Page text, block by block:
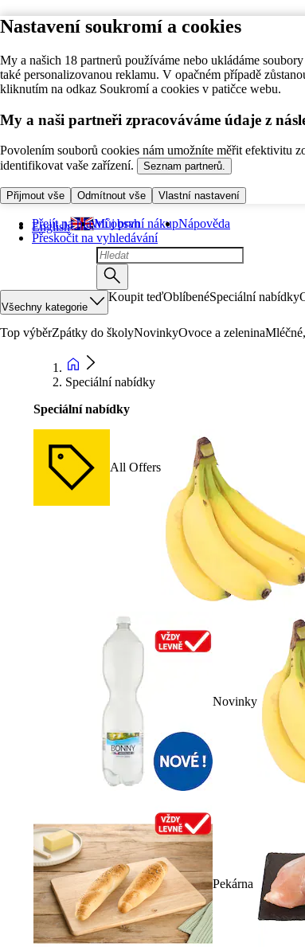
Nastavení soukromí a cookies
My a našich 18 partnerů používáme nebo ukládáme
také personalizovanou reklamu. V opačném případě
kliknutím na odkaz Soukromí a cookies v patičce webu.
My a naši partneři zpracováváme údaje z
Povolením souborů cookies nám umožníte měřit efektivitu
identifikovat vaše zařízení.
Seznam partnerů.
Přijmout vše Odmítnout vše Vlastní nastavení
Přejít na hlavní obsah
Přeskočit na vyhledávání
English Můj první nákupNápověda
Všechny kategorie
Koupit teďOblíbenéSpeciální nabídky
Top výběrZpátky do školyNovinkyOvoce a zelenina
Speciální nabídky
Speciální nabídky
All Offers
Novinky
Pekárna